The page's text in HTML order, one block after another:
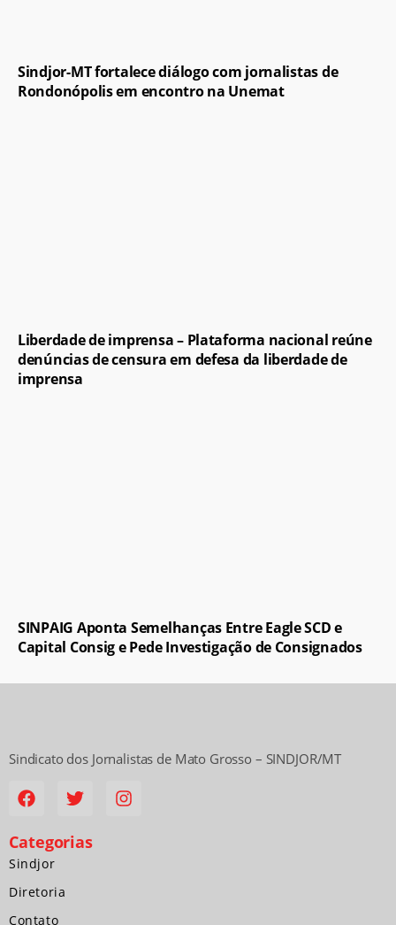
Sindjor-MT fortalece diálogo com jornalistas de
Rondonópolis em encontro na Unemat
Liberdade de imprensa – Plataforma nacional reúne
denúncias de censura em defesa da liberdade de
imprensa
SINPAIG Aponta Semelhanças Entre Eagle SCD e
Capital Consig e Pede Investigação de Consignados
Sindicato dos Jornalistas de Mato Grosso – SINDJOR/MT
Categorias
Sindjor
Diretoria
Contato